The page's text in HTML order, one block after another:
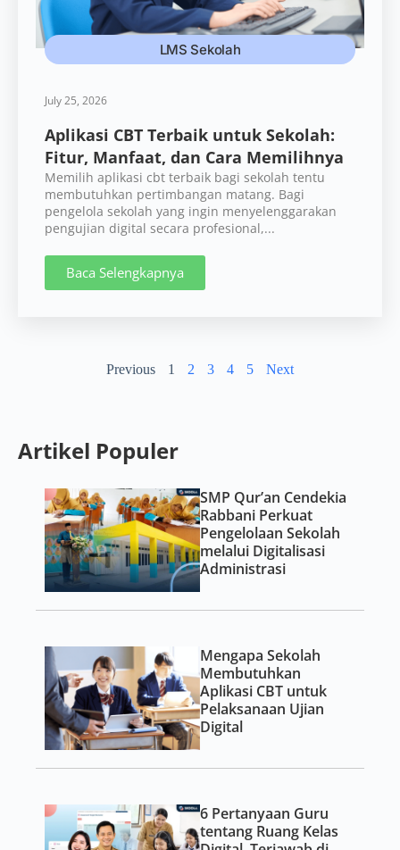
LMS Sekolah
July 25, 2026
Aplikasi CBT Terbaik untuk Sekolah:
Fitur, Manfaat, dan Cara Memilihnya
Memilih aplikasi cbt terbaik bagi sekolah tentu
membutuhkan pertimbangan matang. Bagi
pengelola sekolah yang ingin menyelenggarakan
pengujian digital secara profesional,...
Baca Selengkapnya
Previous 1 2 3 4 5 Next
Artikel Populer
SMP Qur’an Cendekia
Rabbani Perkuat
Pengelolaan Sekolah
melalui Digitalisasi
Administrasi
Mengapa Sekolah
Membutuhkan
Aplikasi CBT untuk
Pelaksanaan Ujian
Digital
6 Pertanyaan Guru
tentang Ruang Kelas